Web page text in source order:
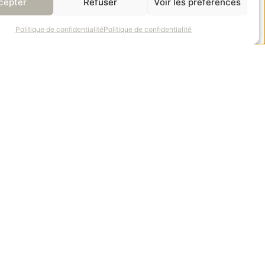
Politique de confidentialitéPolitique de confidentialité